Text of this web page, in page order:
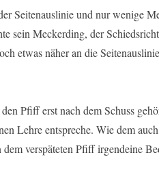
Seitenauslinie und nur wenige
sein Meckerding, der
etwas näher an die
Pfiff erst nach dem Schuss
Lehre entspreche. Wie dem
verspäteten Pfiff irgendeine